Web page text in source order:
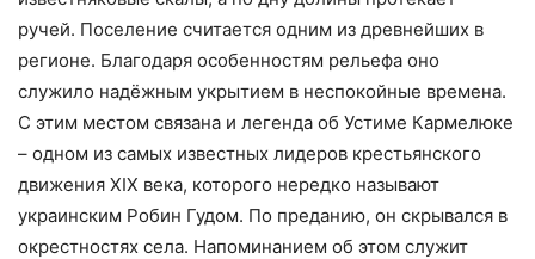
ручей. Поселение считается одним из древнейших в
регионе. Благодаря особенностям рельефа оно
служило надёжным укрытием в неспокойные времена.
С этим местом связана и легенда об Устиме Кармелюке
– одном из самых известных лидеров крестьянского
движения XIX века, которого нередко называют
украинским Робин Гудом. По преданию, он скрывался в
окрестностях села. Напоминанием об этом служит